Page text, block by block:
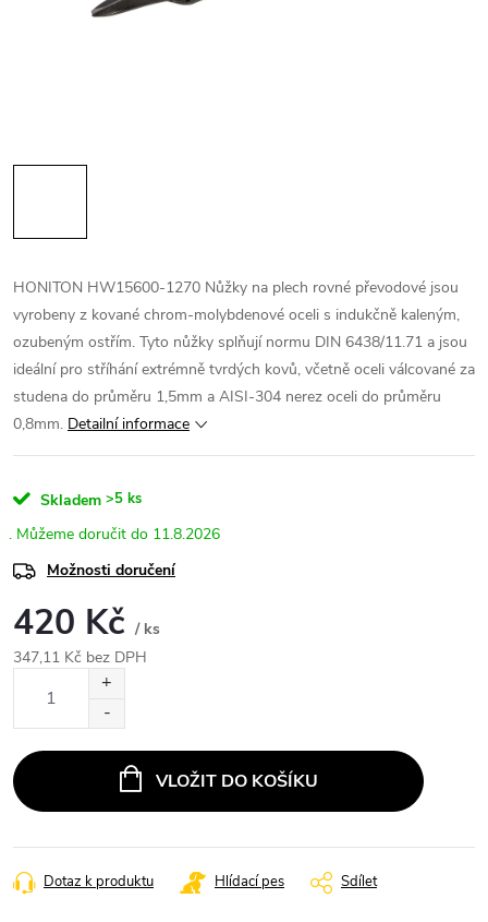
HONITON HW15600-1270 Nůžky na plech rovné převodové jsou
vyrobeny z kované chrom-molybdenové oceli s indukčně kaleným,
ozubeným ostřím. Tyto nůžky splňují normu DIN 6438/11.71 a jsou
ideální pro stříhání extrémně tvrdých kovů, včetně oceli válcované za
studena do průměru 1,5mm a AISI-304 nerez oceli do průměru
0,8mm. Detailní informace
Skladem >5 ks
11.8.2026
Možnosti doručení
420 Kč / ks
347,11 Kč bez DPH
VLOŽIT DO KOŠÍKU
Dotaz k produktu Hlídací pes Sdílet